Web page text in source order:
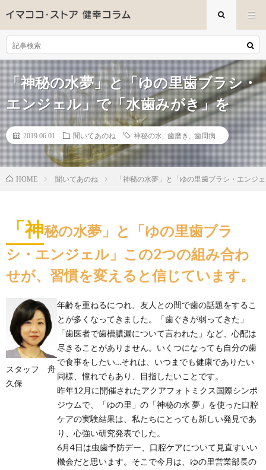
「神秘の水夢」と「ゆの里歯ブラシ・
エンジェル」で「水歯みがき」を
2019.06.01 聞いてあのね 神秘の水 歯磨き 歯周病
HOME 聞いてあのね 「神秘の水夢」と「ゆの里歯ブラシ・エンジ
「神秘の水夢」と「ゆの里歯ブラ
シ・エンジェル」この2つの組み合わ
せが、習慣を変えると信じています。
スタッフ 舟
久保
年齢を重ねるにつれ、友人との間で歯の話題をするこ
とが多くなってきました。「歯ぐきが弱ってきた」
「歯医者で歯槽膿漏について言われた」など、心配は
尽きることがありません。いくつになっても自分の歯
で食事をしたい…それは、いつまでも健康でありたい
同様、憧れでもあり、目指したいことです。
昨年12月に開催されたアクアフォトミクス国際シンポ
ジウムで、「ゆの里」の「神秘の水 夢」を使った口腔
ケアの実験結果は、私たちにとっても新しい発見であ
り、心強い研究発表でした。
6月4日は虫歯予防デー、口腔ケアについて見直すいい
機会だと思います。そこで今月は、ゆの里営業部長の